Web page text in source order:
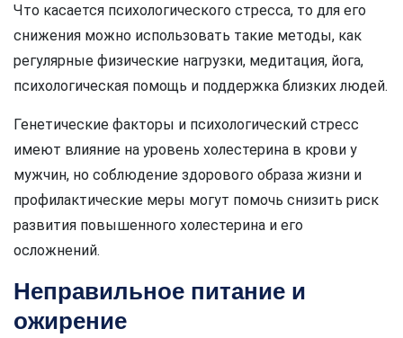
Что касается психологического стресса, то для его
снижения можно использовать такие методы, как
регулярные физические нагрузки, медитация, йога,
психологическая помощь и поддержка близких людей.
Генетические факторы и психологический стресс
имеют влияние на уровень холестерина в крови у
мужчин, но соблюдение здорового образа жизни и
профилактические меры могут помочь снизить риск
развития повышенного холестерина и его
осложнений.
Неправильное питание и
ожирение